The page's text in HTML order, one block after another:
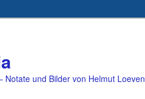
Notate und Bilder von Helmut Loeven